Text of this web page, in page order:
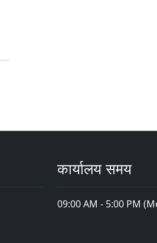
कार्यालय समय
09:00 AM - 5:00 PM